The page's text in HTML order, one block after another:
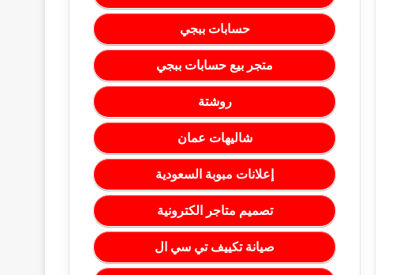
حسابات ببجي
متجر بيع حسابات ببجي
روشتة
شاليهات عمان
إعلانات مبوبة السعودية
تصميم متاجر الكترونية
صيانة تكييف تي سي ال